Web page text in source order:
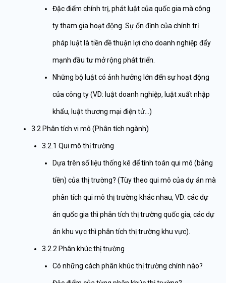
Đặc điểm chính trị, phát luật của quốc gia mà công
ty tham gia hoạt động. Sự ổn định của chính trị
pháp luật là tiền đề thuận lợi cho doanh nghiệp đẩy
mạnh đầu tư mở rộng phát triển.
Những bộ luật có ảnh hưởng lớn đến sự hoạt động
của công ty (VD: luật doanh nghiệp, luật xuất nhập
khẩu, luật thương mại điện tử…)
3.2 Phân tích vi mô (Phân tích ngành)
3.2.1 Qui mô thị trường
Dựa trên số liệu thống kê để tính toán qui mô (bằng
tiền) của thị trường? (Tùy theo qui mô của dự án mà
phân tích qui mô thị trường khác nhau, VD: các dự
án quốc gia thì phân tích thị trường quốc gia, các dự
án khu vực thì phân tích thị trường khu vực).
3.2.2 Phân khúc thị trường
Có những cách phân khúc thị trường chính nào?